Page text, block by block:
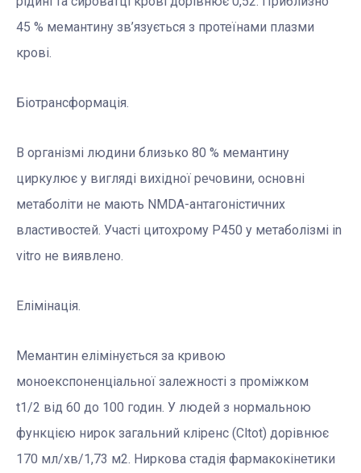
45 % мемантину зв’язується з протеїнами плазми
крові.
Біотрансформація.
В організмі людини близько 80 % мемантину
циркулює у вигляді вихідної речовини, основні
метаболіти не мають NMDA-антагоністичниx
властивостей. Участі цитохрому Р450 у метаболізмі in
vitro не виявлено.
Елімінація.
Мемантин елімінується за кривою
моноекспоненціальної залежності з проміжком
t1/2 від 60 до 100 годин. У людей з нормальною
функцією нирок загальний кліренс (Cltot) дорівнює
170 мл/хв/1,73 м2. Ниркова стадія фармакокінетики